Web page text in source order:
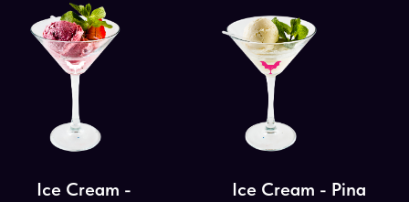
Ice Cream -
Ice Cream - Pina